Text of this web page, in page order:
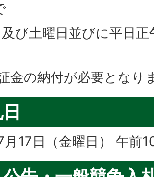
及び土曜日並びに平日
金の納付が必要となり
月17日（金曜日） 午前